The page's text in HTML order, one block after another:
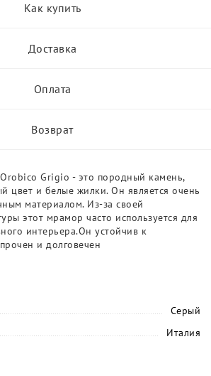
Как купить
Доставка
Оплата
Возврат
Grigio - это породный камень,
цвет и белые жилки. Он является очень
материалом. Из-за своей
этот мрамор часто используется для
интерьера.Он устойчив к
и долговечен
Серый
Италия